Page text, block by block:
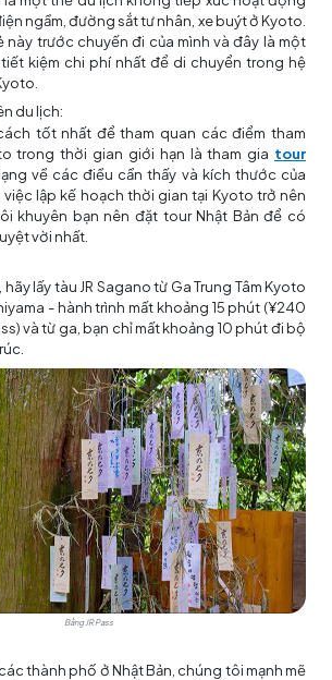
ngầm, đường sắt tư nhân, xe buýt ở Kyoto.
này trước chuyến đi của mình và đây là một
kiệm chi phí nhất để di chuyển trong hệ
du lịch:
tốt nhất để tham quan các điểm tham
trong thời gian giới hạn là tham gia tour
về các điều cần thấy và kích thước của
lập kế hoạch thời gian tại Kyoto trở nên
khuyên bạn nên đặt tour Nhật Bản để có
vời nhất.
hãy lấy tàu JR Sagano từ Ga Trung Tâm Kyoto
- hành trình mất khoảng 15 phút (¥240
và từ ga, bạn chỉ mất khoảng 10 phút đi bộ
Bằng JR Pass
thành phố ở Nhật Bản, chúng tôi mạnh mẽ